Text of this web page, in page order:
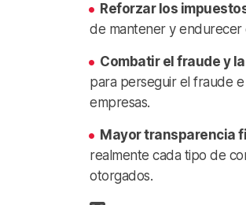
Reforzar los
de mantener y endurecer
Combatir el fraude y
para perseguir el fraude
empresas.
Mayor transparencia
realmente cada tipo de
otorgados.